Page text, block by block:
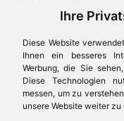
Ihre
Diese Website
Ihnen ein besseres
Werbung, die Sie
Diese Technologien
messen, um zu
unsere Website weiter
Es gibt uns auch in